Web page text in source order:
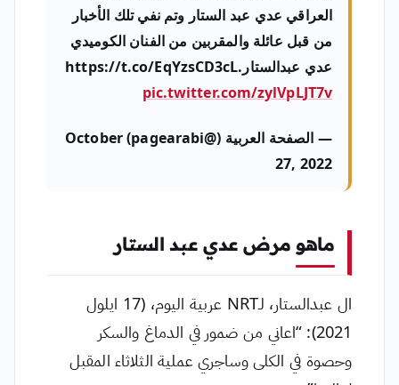
العراقي عدي عبد الستار وتم نفي تلك الأخبار
من قبل عائلة والمقربين من الفنان الكوميدي
عدي عبدالستار.https://t.co/EqYzsCD3cL
pic.twitter.com/zylVpLJT7v
— الصفحة العربية (@pagearabi) October
27, 2022
ماهو مرض عدي عبد الستار
ال عبدالستار، لـNRT عربية اليوم، (17 ايلول
2021): “اعاني من ضمور في الدماغ والسكر
وحصوة في الكلى وساجري عملية الثلاثاء المقبل